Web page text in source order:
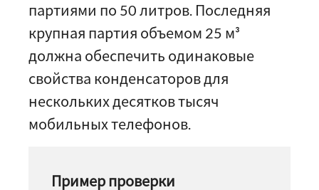
партиями по 50 литров. Последняя
крупная партия объемом 25 м³
должна обеспечить одинаковые
свойства конденсаторов для
нескольких десятков тысяч
мобильных телефонов.
Пример проверки